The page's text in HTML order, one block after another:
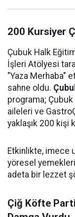
200 Kursiyer
Çubuk Halk
İşleri Atölyesi
"Yaza Merhaba"
sahne oldu.
programa;
aileleri ve
yaklaşık 200 kişi
Etkinlikte, imece
yöresel
adeta bir lezzet
Çiğ Köfte